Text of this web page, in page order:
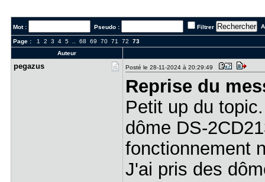
Mot : Pseudo : Filtrer
Page : 1 2 3 4 5.. 68 69 70 71 72
73
Auteur
pegazus Posté le 28-11-2024 à 20:29:49
Reprise du
Petit up du
dôme DS-
fonctionnement
J'ai pris des